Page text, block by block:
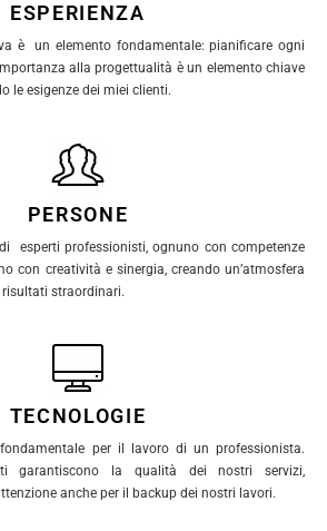
ESPERIENZA
è un elemento fondamentale: pianificare ogni
alla progettualità è un elemento chiave
le esigenze dei miei clienti.
PERSONE
esperti professionisti, ognuno con competenze
con creatività e sinergia, creando un’atmosfera
straordinari.
TECNOLOGIE
per il lavoro di un professionista.
garantiscono la qualità dei nostri servizi,
anche per il backup dei nostri lavori.